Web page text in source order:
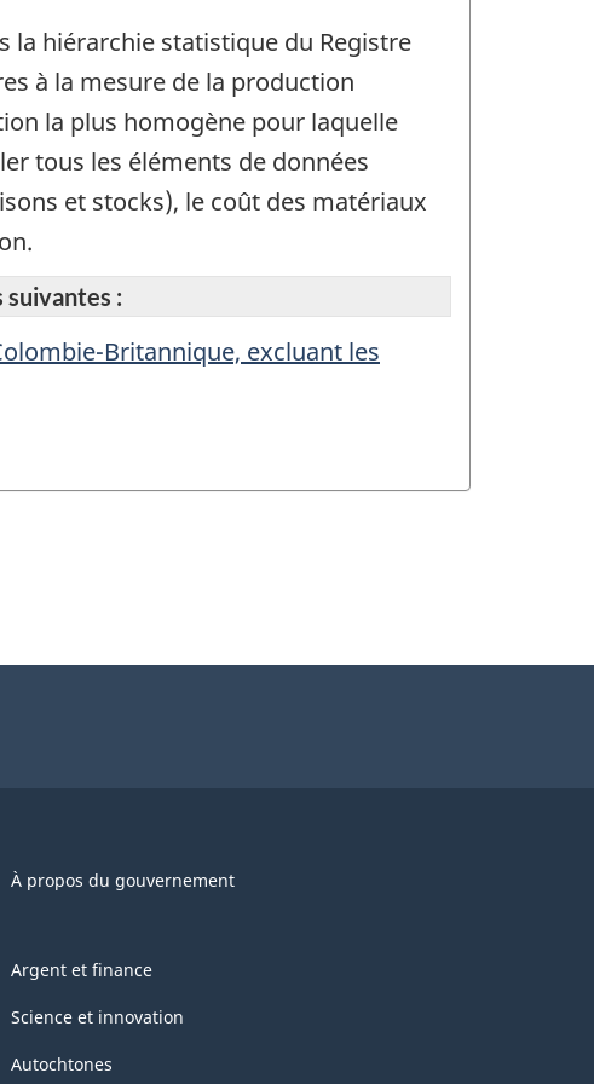
la hiérarchie statistique du Registre
à la mesure de la production
la plus homogène pour laquelle
tous les éléments de données
et stocks), le coût des matériaux
suivantes :
Britannique, excluant les
À propos du gouvernement
Argent et finance
Science et innovation
Autochtones